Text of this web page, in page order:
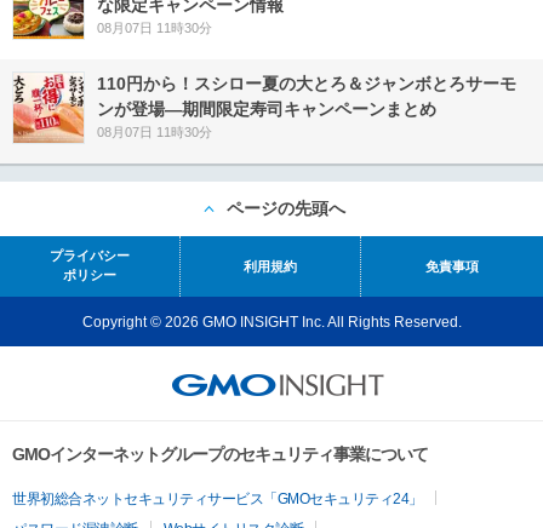
な限定キャンペーン情報
08月07日 11時30分
110円から！スシロー夏の大とろ＆ジャンボとろサーモ
ンが登場―期間限定寿司キャンペーンまとめ
08月07日 11時30分
ページの先頭へ
プライバシー
ポリシー
利用規約 免責事項
Copyright © 2026 GMO INSIGHT Inc. All Rights Reserved.
GMOインターネットグループのセキュリティ事業について
世界初総合ネットセキュリティサービス「GMOセキュリティ24」